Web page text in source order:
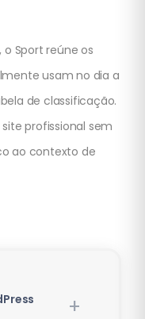
o Sport reúne os
usam no dia a
de classificação.
profissional sem
ao contexto de